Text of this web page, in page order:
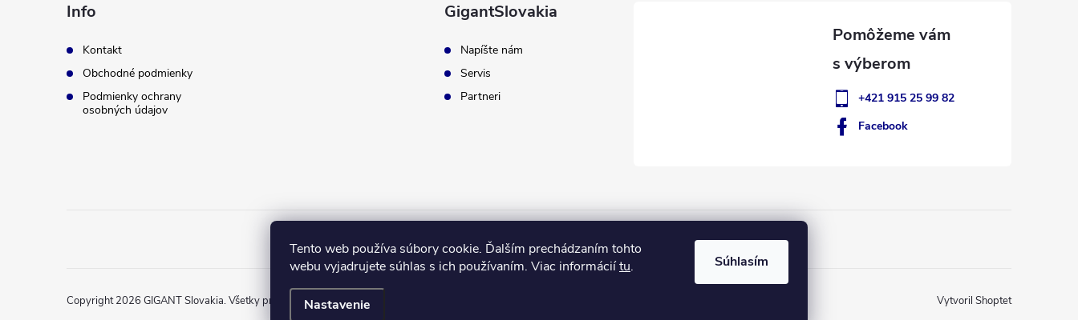
Tento web používa súbory cookie. Ďalším prechádzaním tohto
webu vyjadrujete súhlas s ich používaním. Viac informáciítu.
Nastavenie
Súhlasím
Info
Kontakt
Obchodné podmienky
Podmienky ochrany
osobných údajov
GigantSlovakia
Napíšte nám
Servis
Partneri
+421 915 25 99 82
Facebook
GooglePay MasterCard
Vytvoril Shoptet
Copyright 2026 GIGANT Slovakia. Všetky práva vyhradené.